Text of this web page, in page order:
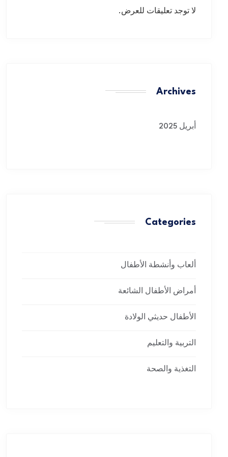
لا توجد تعليقات للعرض.
Archives
أبريل 2025
Categories
ألعاب وأنشطة الأطفال
أمراض الأطفال الشائعة
الأطفال حديثي الولادة
التربية والتعليم
التغذية والصحة